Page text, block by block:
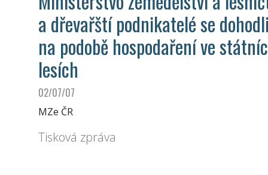
a dřevařští podnikatelé se
na podobě hospodaření ve
lesích
02/07/07
MZe ČR
Tisková zpráva